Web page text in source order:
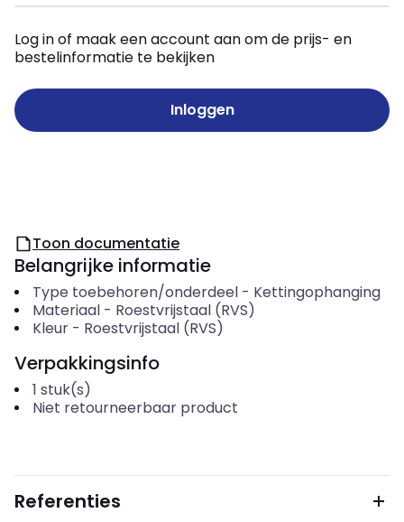
Log in of maak een account aan om de prijs- en
bestelinformatie te bekijken
Inloggen
Toon documentatie
Belangrijke informatie
Type toebehoren/onderdeel- Kettingophanging
Materiaal- Roestvrijstaal (RVS)
Kleur- Roestvrijstaal (RVS)
Verpakkingsinfo
1 stuk(s)
Niet retourneerbaar product
Referenties